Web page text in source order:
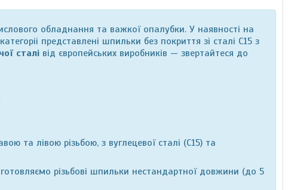
обладнання та важкої опалубки. У наявності на
представлені шпильки без покриття зі сталі С15 з
сталі від європейських виробників — звертайтеся до
та лівою різьбою, з вуглецевої сталі (C15) та
різьбові шпильки нестандартної довжини (до 5